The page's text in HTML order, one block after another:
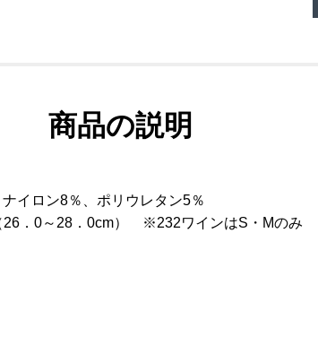
商品の説明
イロン8％、ポリウレタン5％
26．0～28．0cm） ※232ワインはS・Mのみ